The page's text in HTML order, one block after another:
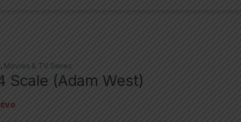
, Movies & TV Series
Scale (Adam West)